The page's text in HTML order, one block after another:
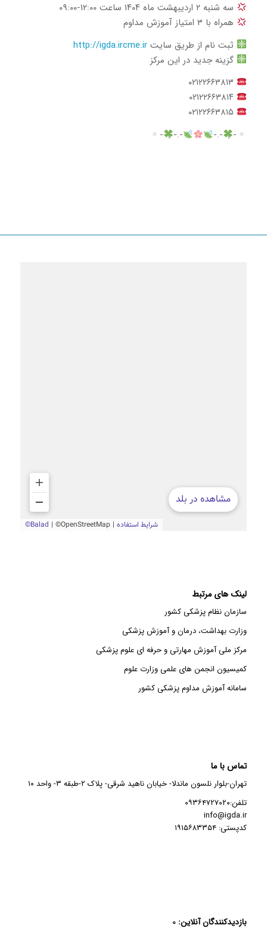
سه شنبه ۲ اردیبهشت ماه ۱۴۰۴ ساعت ۱۲:۰۰-۰۹:۰۰
همراه با ۳ امتیاز آموزش مداوم
ثبت نام از طریق سایت http://igda.ircme.ir
گزینه جدید در این مرکز
-
-.-
-.-
-
لینک های مرتبط
سازمان نظام پزشکی کشور
وزارت بهداشت، درمان و آموزش پزشکی
مرکز ملی آموزش مهارتی و حرفه ای علوم پزشکی
کمیسیون انجمن های علمی وزارت علوم
سامانه آموزش مداوم پزشکی کشور
تماس با ما
تهران-بلوار نلسون ماندلا- خیابان ناهید شرقی- پلاک ۲-طبقه ۳- واحد ۱۰
تلفن:۰۹۳۶۴۷۲۷۰۲۰
info@igda.ir
کدپستی: ۱۹۱۵۶۸۳۳۵۴
بازدیدکنندگان آنلاین: ۰